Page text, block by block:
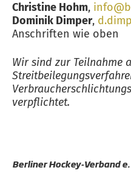
Christine Hohm,
Dominik Dimper,
Anschriften wie oben
Wir sind zur Teilnahme
verpflichtet.
Berliner Hockey-Verband